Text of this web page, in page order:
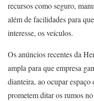
recursos como seguro,
além de facilidades para
interesse, os veículos.
Os anúncios recentes da
ampla para que empresa
dianteira, ao ocupar espaço
prometem ditar os rumos